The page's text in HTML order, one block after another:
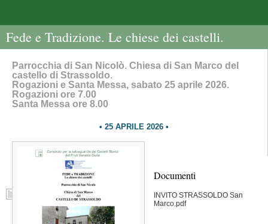
Fede e Tradizione. Le chiese dei castelli.
Parrocchia di San Nicolò. Chiesa di San Marco del
castello di Strassoldo.
Rogazioni e Santa Messa, sabato 25 aprile 2026.
Rogazioni ore 7.00
Santa Messa ore 8.00
25 APRILE 2026
Documenti
INVITO STRASSOLDO San
Marco.pdf